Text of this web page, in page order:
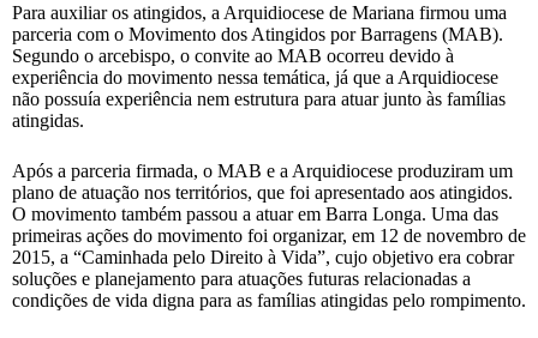
Para auxiliar os atingidos, a Arquidiocese de Mariana firmou uma
parceria com o Movimento dos Atingidos por Barragens (MAB).
Segundo o arcebispo, o convite ao MAB ocorreu devido à
experiência do movimento nessa temática, já que a Arquidiocese
não possuía experiência nem estrutura para atuar junto às famílias
atingidas.
Após a parceria firmada, o MAB e a Arquidiocese produziram um
plano de atuação nos territórios, que foi apresentado aos atingidos.
O movimento também passou a atuar em Barra Longa. Uma das
primeiras ações do movimento foi organizar, em 12 de novembro de
2015, a “Caminhada pelo Direito à Vida”, cujo objetivo era cobrar
soluções e planejamento para atuações futuras relacionadas a
condições de vida digna para as famílias atingidas pelo rompimento.